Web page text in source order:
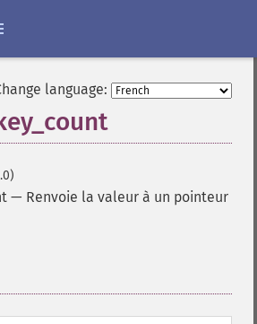
language:
— Renvoie la valeur à un pointeur